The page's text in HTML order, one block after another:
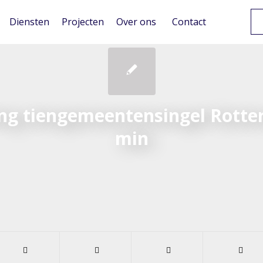
Diensten Projecten Over ons Contact
tiengemeentensingel
min